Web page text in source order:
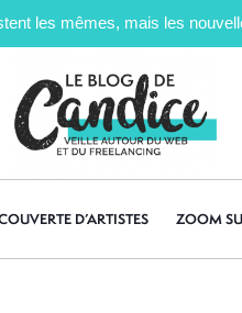
les mêmes, mais les
D’ARTISTES ZOOM